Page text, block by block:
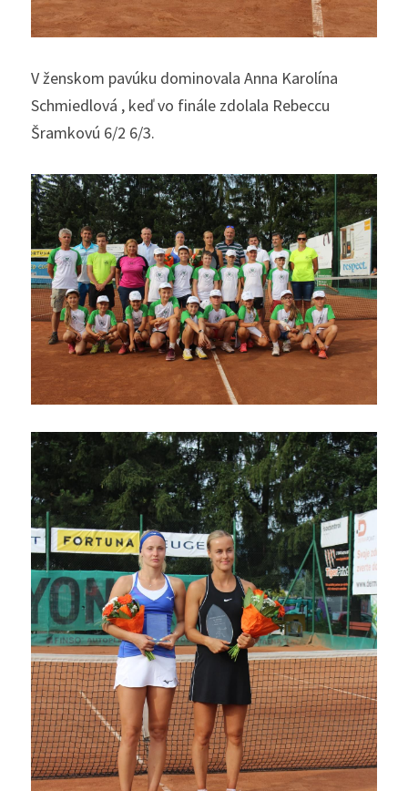
V ženskom pavúku dominovala Anna Karolína
Schmiedlová , keď vo finále zdolala Rebeccu
Šramkovú 6/2 6/3.